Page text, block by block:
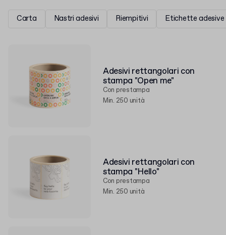
Carta Nastri adesivi Riempitivi Etichette adesive
Adesivi rettangolari con
stampa "Open me"
Con prestampa
Min. 250 unità
Adesivi rettangolari con
stampa "Hello"
Con prestampa
Min. 250 unità